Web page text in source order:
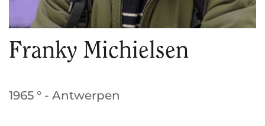
Franky Michielsen
1965 ° - Antwerpen